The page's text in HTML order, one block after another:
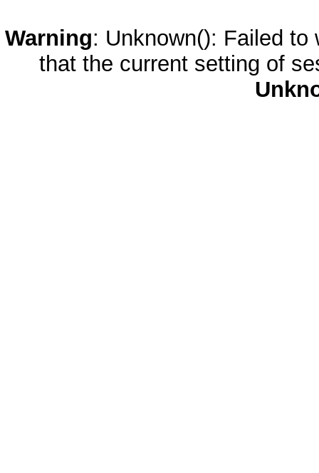
Warning: Unknown(): Failed
that the current setting of